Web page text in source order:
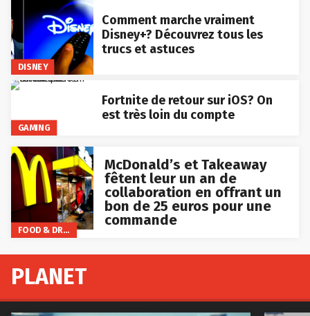
DISNEY
Comment marche vraiment
Disney+? Découvrez tous les
trucs et astuces
GAMING
Fortnite de retour sur iOS? On
est très loin du compte
FOOD & DRINKS
McDonald’s et Takeaway
fêtent leur un an de
collaboration en offrant un
bon de 25 euros pour une
commande
PLANET